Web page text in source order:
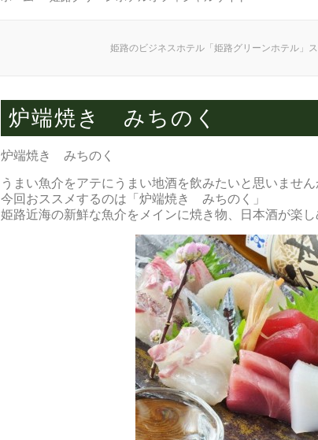
姫路のビジネスホテル「姫路グリーンホテル」
炉端焼き みちのく
炉端焼き みちのく
うまい魚介をアテにうまい地酒を飲みたいと思いません
今回おススメするのは「炉端焼き みちのく」
姫路近海の新鮮な魚介をメインに焼き物、日本酒が楽し